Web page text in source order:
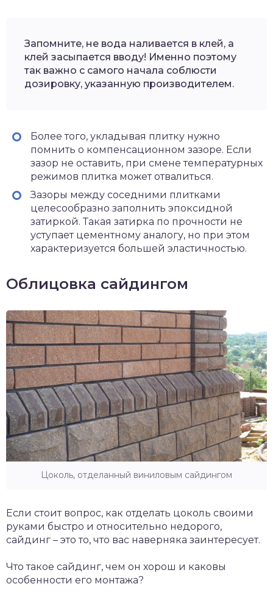
Запомните, не вода наливается в клей, а
клей засыпается вводу! Именно поэтому
так важно с самого начала соблюсти
дозировку, указанную производителем.
Более того, укладывая плитку нужно
помнить о компенсационном зазоре. Если
зазор не оставить, при смене температурных
режимов плитка может отвалиться.
Зазоры между соседними плитками
целесообразно заполнить эпоксидной
затиркой. Такая затирка по прочности не
уступает цементному аналогу, но при этом
характеризуется большей эластичностью.
Облицовка сайдингом
Цоколь, отделанный виниловым сайдингом
Если стоит вопрос, как отделать цоколь своими
руками быстро и относительно недорого,
сайдинг – это то, что вас наверняка заинтересует.
Что такое сайдинг, чем он хорош и каковы
особенности его монтажа?